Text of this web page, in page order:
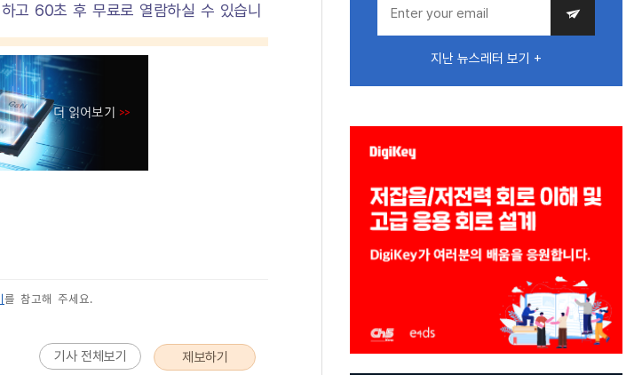
고 60초 후 무료로 열람하실 수 있습니
를 참고해 주세요.
기사 전체보기 제보하기
지난 뉴스레터 보기 +